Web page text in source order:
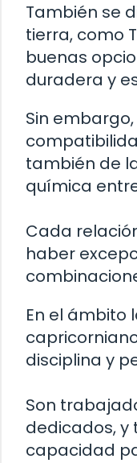
También se
tierra, como
buenas
duradera y
Sin
también de
química
Cada
haber
En el ámbito
disciplina y
Son
dedicados, y
capacidad